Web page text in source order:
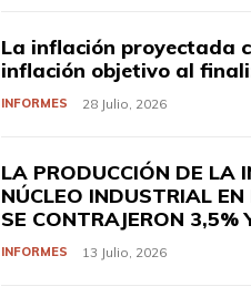
La inflación proyectada
inflación objetivo al
INFORMES 28 Julio, 2026
LA PRODUCCIÓN DE LA
NÚCLEO INDUSTRIAL
SE CONTRAJERON 3,5%
INFORMES 13 Julio, 2026